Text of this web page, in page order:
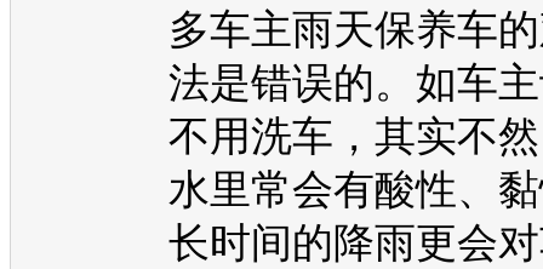
多车主雨天保养车
法是错误的。如车
不用洗车，其实不
水里常会有酸性、
长时间的降雨更会